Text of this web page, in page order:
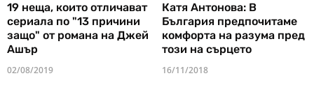
19 неща, които отличават
сериала по "13 причини
защо" от романа на Джей
Ашър
02/08/2019
Катя Антонова: В
България предпочитаме
комфорта на разума пред
този на сърцето
16/11/2018